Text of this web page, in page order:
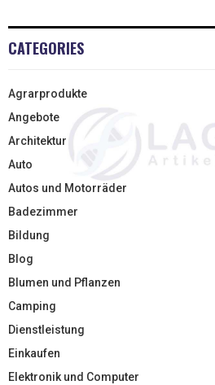
CATEGORIES
Agrarprodukte
Angebote
Architektur
Auto
Autos und Motorräder
Badezimmer
Bildung
Blog
Blumen und Pflanzen
Camping
Dienstleistung
Einkaufen
Elektronik und Computer